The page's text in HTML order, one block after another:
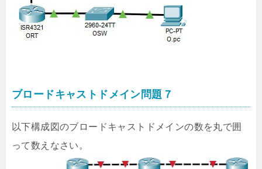
ブロードキャストドメイン問題７
以下構成図のブロードキャストドメインの数を丸で囲
って数えなさい。